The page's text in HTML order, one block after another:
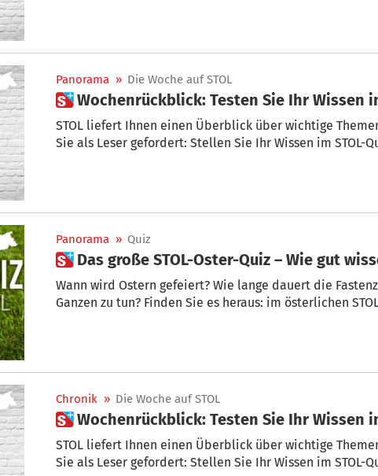
Panorama » Die Woche auf STOL
 Wochenrückblick: Testen Sie Ihr Wissen
STOL liefert Ihnen einen Überblick über wichtige
Sie als Leser gefordert: Stellen Sie Ihr Wissen im STOL-
Panorama » Quiz
 Das große STOL-Oster-Quiz – Wie gut
Wann wird Ostern gefeiert? Wie lange dauert die
Ganzen zu tun? Finden Sie es heraus: im österlichen
Chronik » Die Woche auf STOL
 Wochenrückblick: Testen Sie Ihr Wissen
STOL liefert Ihnen einen Überblick über wichtige
Sie als Leser gefordert: Stellen Sie Ihr Wissen im STOL-